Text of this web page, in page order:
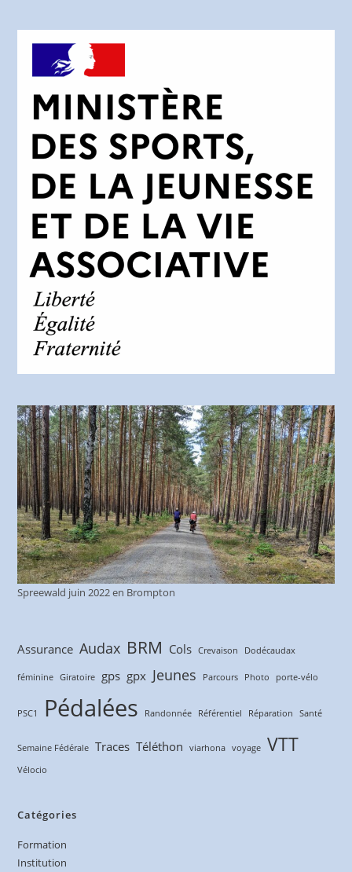
Spreewald juin 2022 en Brompton
Assurance Audax BRM Cols Crevaison Dodécaudax
féminine Giratoire gps gpx Jeunes Parcours Photo porte-vélo
PSC1 Pédalées Randonnée Référentiel Réparation Santé
Semaine Fédérale Traces Téléthon viarhona voyage VTT
Vélocio
Catégories
Formation
Institution